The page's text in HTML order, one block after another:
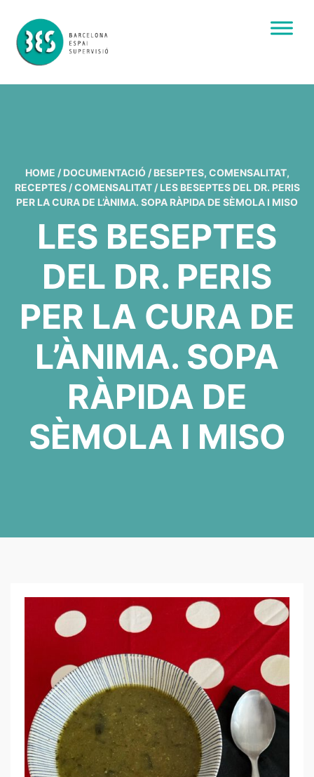
HOME / DOCUMENTACIÓ / BESEPTES, COMENSALITAT,
RECEPTES / COMENSALITAT / LES BESEPTES DEL DR. PERIS
PER LA CURA DE L’ÀNIMA. SOPA RÀPIDA DE SÈMOLA I MISO
LES BESEPTES
DEL DR. PERIS
PER LA CURA DE
L’ÀNIMA. SOPA
RÀPIDA DE
SÈMOLA I MISO